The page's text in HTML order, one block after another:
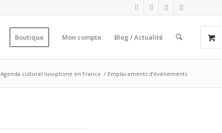
Boutique Mon compte Blog / Actualité
Agenda culturel lusophone en France / Emplacements d’évènements